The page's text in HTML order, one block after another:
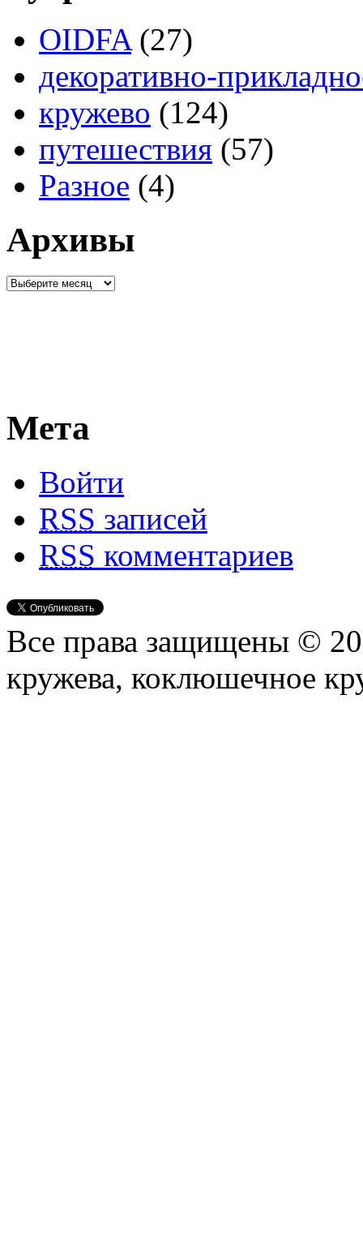
OIDFA(27)
декоративно-
кружево (124)
путешествия (57)
Разное (4)
Архивы
Мета
Войти
RSS записей
RSS комментариев
Все права защищены ©
кружева, коклюшечное